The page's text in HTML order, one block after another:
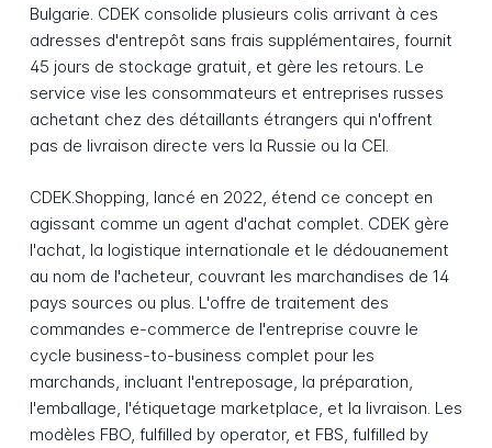
Bulgarie. CDEK consolide plusieurs colis arrivant à ces
adresses d'entrepôt sans frais supplémentaires, fournit
45 jours de stockage gratuit, et gère les retours. Le
service vise les consommateurs et entreprises russes
achetant chez des détaillants étrangers qui n'offrent
pas de livraison directe vers la Russie ou la CEI.
CDEK.Shopping, lancé en 2022, étend ce concept en
agissant comme un agent d'achat complet. CDEK gère
l'achat, la logistique internationale et le dédouanement
au nom de l'acheteur, couvrant les marchandises de 14
pays sources ou plus. L'offre de traitement des
commandes e-commerce de l'entreprise couvre le
cycle business-to-business complet pour les
marchands, incluant l'entreposage, la préparation,
l'emballage, l'étiquetage marketplace, et la livraison. Les
modèles FBO, fulfilled by operator, et FBS, fulfilled by